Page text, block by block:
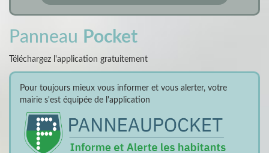
Panneau Pocket
Téléchargez l'application gratuitement
Pour toujours mieux vous informer et vous alerter, votre
mairie s'est équipée de l'application